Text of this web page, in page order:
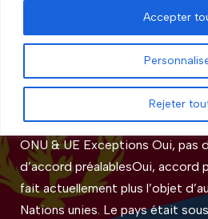
Rejeter
Accepter
Érythrée
parGRIP Recherche
Statut de l’embargo Levé
ONU & UE Exceptions Oui, pas
d’accord préalablesOui, accord
fait actuellement plus l’objet
Nations unies. Le pays était